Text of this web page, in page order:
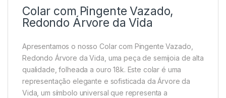
Colar com Pingente Vazado,
Redondo Árvore da Vida
Apresentamos o nosso Colar com Pingente Vazado,
Redondo Árvore da Vida, uma peça de semijoia de alta
qualidade, folheada a ouro 18k. Este colar é uma
representação elegante e sofisticada da Árvore da
Vida, um símbolo universal que representa a